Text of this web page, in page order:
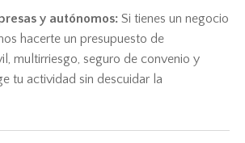
y autónomos: Si tienes un negocio
hacerte un presupuesto de
multirriesgo, seguro de convenio y
tu actividad sin descuidar la